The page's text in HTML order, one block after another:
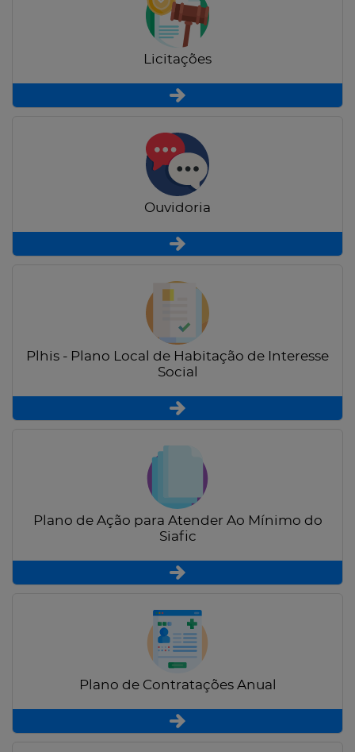
Licitações
Ouvidoria
Plhis - Plano Local de Habitação de Interesse
Social
Plano de Ação para Atender Ao Mínimo do
Siafic
Plano de Contratações Anual